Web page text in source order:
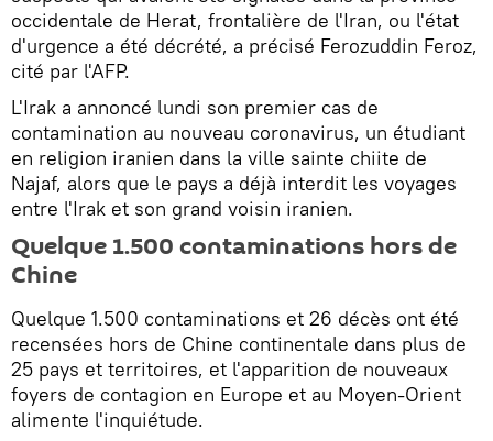
occidentale de Herat, frontalière de l'Iran, ou l'état
d'urgence a été décrété, a précisé Ferozuddin Feroz,
cité par l'AFP.
L'Irak a annoncé lundi son premier cas de
contamination au nouveau coronavirus, un étudiant
en religion iranien dans la ville sainte chiite de
Najaf, alors que le pays a déjà interdit les voyages
entre l'Irak et son grand voisin iranien.
Quelque 1.500 contaminations hors de
Chine
Quelque 1.500 contaminations et 26 décès ont été
recensées hors de Chine continentale dans plus de
25 pays et territoires, et l'apparition de nouveaux
foyers de contagion en Europe et au Moyen-Orient
alimente l'inquiétude.